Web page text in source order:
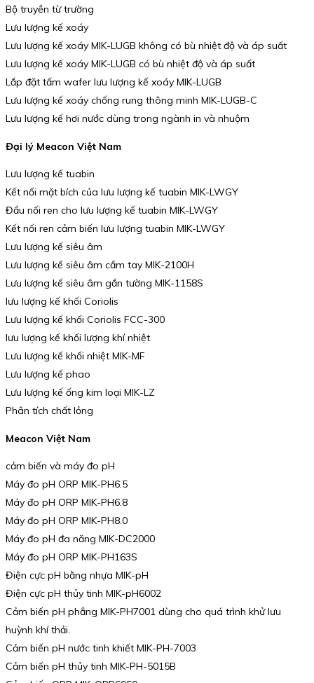
Bộ truyền từ trường
Lưu lượng kế xoáy
Lưu lượng kế xoáy MIK-LUGB không có bù nhiệt độ và áp suất
Lưu lượng kế xoáy MIK-LUGB có bù nhiệt độ và áp suất
Lắp đặt tấm wafer lưu lượng kế xoáy MIK-LUGB
Lưu lượng kế xoáy chống rung thông minh MIK-LUGB-C
Lưu lượng kế hơi nước dùng trong ngành in và nhuộm
Đại lý Meacon Việt Nam
Lưu lượng kế tuabin
Kết nối mặt bích của lưu lượng kế tuabin MIK-LWGY
Đầu nối ren cho lưu lượng kế tuabin MIK-LWGY
Kết nối ren cảm biến lưu lượng tuabin MIK-LWGY
Lưu lượng kế siêu âm
Lưu lượng kế siêu âm cầm tay MIK-2100H
Lưu lượng kế siêu âm gắn tường MIK-1158S
lưu lượng kế khối Coriolis
Lưu lượng kế khối Coriolis FCC-300
lưu lượng kế khối lượng khí nhiệt
Lưu lượng kế khối nhiệt MIK-MF
Lưu lượng kế phao
Lưu lượng kế ống kim loại MIK-LZ
Phân tích chất lỏng
Meacon Việt Nam
cảm biến và máy đo pH
Máy đo pH ORP MIK-PH6.5
Máy đo pH ORP MIK-PH6.8
Máy đo pH ORP MIK-PH8.0
Máy đo pH đa năng MIK-DC2000
Máy đo pH ORP MIK-PH163S
Điện cực pH bằng nhựa MIK-pH
Điện cực pH thủy tinh MIK-pH6002
Cảm biến pH phẳng MIK-PH7001 dùng cho quá trình khử lưu
huỳnh khí thải.
Cảm biến pH nước tinh khiết MIK-PH-7003
Cảm biến pH thủy tinh MIK-PH-5015B